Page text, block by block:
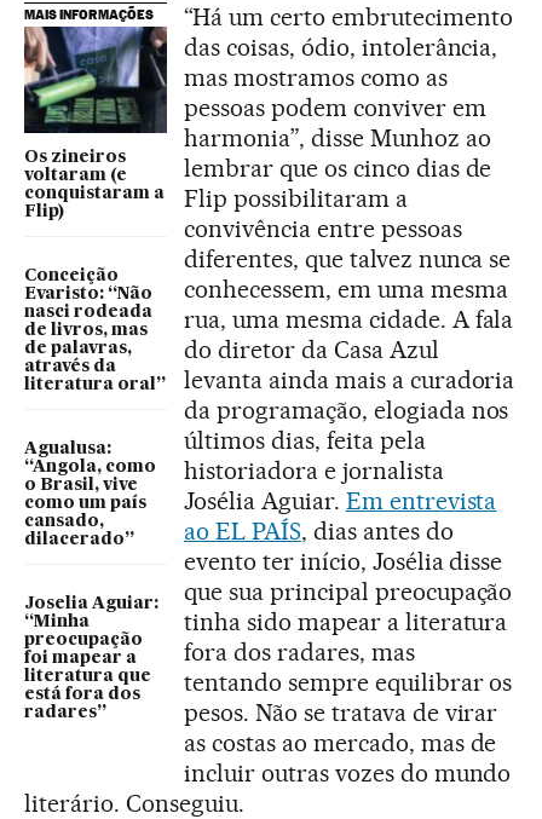
MAIS INFORMAÇÕES
Os zineiros
voltaram (e
conquistaram a
Flip)
Conceição
Evaristo: “Não
nasci rodeada
de livros, mas
de palavras,
através da
literatura oral”
Agualusa:
“Angola, como
o Brasil, vive
como um país
cansado,
dilacerado”
Joselia Aguiar:
“Minha
preocupação
foi mapear a
literatura que
está fora dos
radares”
“Há um certo embrutecimento
das coisas, ódio, intolerância,
mas mostramos como as
pessoas podem conviver em
harmonia”, disse Munhoz ao
lembrar que os cinco dias de
Flip possibilitaram a
convivência entre pessoas
diferentes, que talvez nunca se
conhecessem, em uma mesma
rua, uma mesma cidade. A fala
do diretor da Casa Azul
levanta ainda mais a curadoria
da programação, elogiada nos
últimos dias, feita pela
historiadora e jornalista
Josélia Aguiar. Em entrevista
ao EL PAÍS, dias antes do
evento ter início, Josélia disse
que sua principal preocupação
tinha sido mapear a literatura
fora dos radares, mas
tentando sempre equilibrar os
pesos. Não se tratava de virar
as costas ao mercado, mas de
incluir outras vozes do mundo
literário. Conseguiu.